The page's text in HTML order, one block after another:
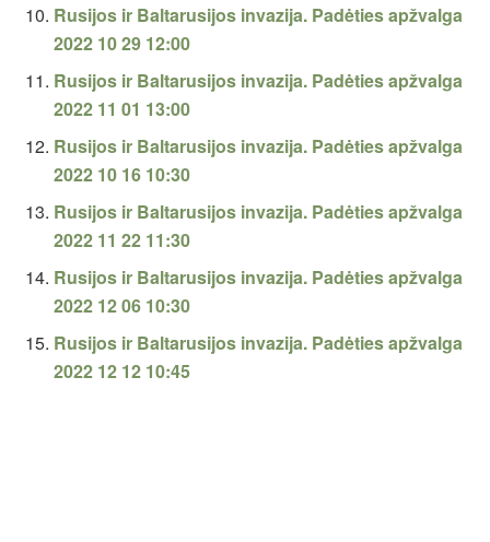
Rusijos ir Baltarusijos invazija. Padėties apžvalga
2022 10 29 12:00
Rusijos ir Baltarusijos invazija. Padėties apžvalga
2022 11 01 13:00
Rusijos ir Baltarusijos invazija. Padėties apžvalga
2022 10 16 10:30
Rusijos ir Baltarusijos invazija. Padėties apžvalga
2022 11 22 11:30
Rusijos ir Baltarusijos invazija. Padėties apžvalga
2022 12 06 10:30
Rusijos ir Baltarusijos invazija. Padėties apžvalga
2022 12 12 10:45